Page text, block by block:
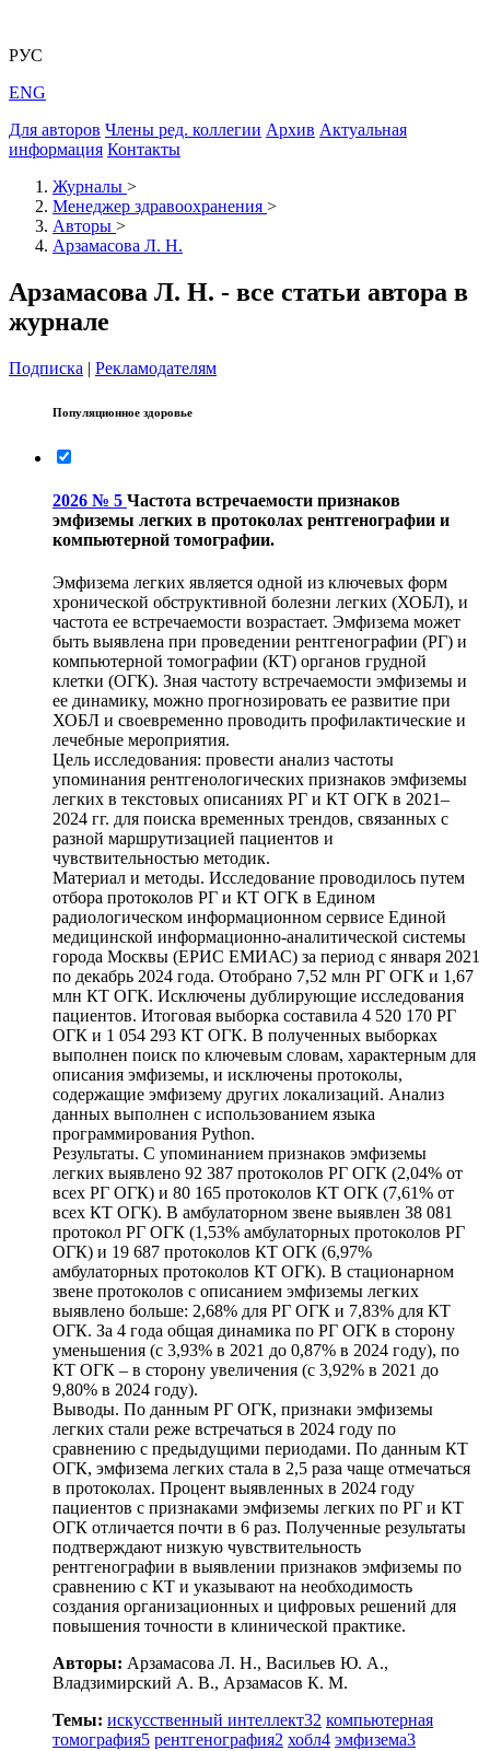
РУС
ENG
Для авторов Члены ред. коллегии Архив Актуальная
информация Контакты
Журналы >
Менеджер здравоохранения >
Авторы >
Арзамасова Л. Н.
Арзамасова Л. Н. - все статьи автора в
журнале
Подписка | Рекламодателям
Популяционное здоровье
2026 № 5 Частота встречаемости признаков
эмфиземы легких в протоколах рентгенографии и
компьютерной томографии.
Эмфизема легких является одной из ключевых форм
хронической обструктивной болезни легких (ХОБЛ), и
частота ее встречаемости возрастает. Эмфизема может
быть выявлена при проведении рентгенографии (РГ) и
компьютерной томографии (КТ) органов грудной
клетки (ОГК). Зная частоту встречаемости эмфиземы и
ее динамику, можно прогнозировать ее развитие при
ХОБЛ и своевременно проводить профилактические и
лечебные мероприятия.
Цель исследования: провести анализ частоты
упоминания рентгенологических признаков эмфиземы
легких в текстовых описаниях РГ и КТ ОГК в 2021–
2024 гг. для поиска временных трендов, связанных с
разной маршрутизацией пациентов и
чувствительностью методик.
Материал и методы. Исследование проводилось путем
отбора протоколов РГ и КТ ОГК в Едином
радиологическом информационном сервисе Единой
медицинской информационно-аналитической системы
города Москвы (ЕРИС ЕМИАС) за период с января 2021
по декабрь 2024 года. Отобрано 7,52 млн РГ ОГК и 1,67
млн КТ ОГК. Исключены дублирующие исследования
пациентов. Итоговая выборка составила 4 520 170 РГ
ОГК и 1 054 293 КТ ОГК. В полученных выборках
выполнен поиск по ключевым словам, характерным для
описания эмфиземы, и исключены протоколы,
содержащие эмфизему других локализаций. Анализ
данных выполнен с использованием языка
программирования Python.
Результаты. С упоминанием признаков эмфиземы
легких выявлено 92 387 протоколов РГ ОГК (2,04% от
всех РГ ОГК) и 80 165 протоколов КТ ОГК (7,61% от
всех КТ ОГК). В амбулаторном звене выявлен 38 081
протокол РГ ОГК (1,53% амбулаторных протоколов РГ
ОГК) и 19 687 протоколов КТ ОГК (6,97%
амбулаторных протоколов КТ ОГК). В стационарном
звене протоколов с описанием эмфиземы легких
выявлено больше: 2,68% для РГ ОГК и 7,83% для КТ
ОГК. За 4 года общая динамика по РГ ОГК в сторону
уменьшения (с 3,93% в 2021 до 0,87% в 2024 году), по
КТ ОГК – в сторону увеличения (с 3,92% в 2021 до
9,80% в 2024 году).
Выводы. По данным РГ ОГК, признаки эмфиземы
легких стали реже встречаться в 2024 году по
сравнению с предыдущими периодами. По данным КТ
ОГК, эмфизема легких стала в 2,5 раза чаще отмечаться
в протоколах. Процент выявленных в 2024 году
пациентов с признаками эмфиземы легких по РГ и КТ
ОГК отличается почти в 6 раз. Полученные результаты
подтверждают низкую чувствительность
рентгенографии в выявлении признаков эмфиземы по
сравнению с КТ и указывают на необходимость
создания организационных и цифровых решений для
повышения точности в клинической практике.
Авторы: Арзамасова Л. Н., Васильев Ю. А.,
Владзимирский А. В., Арзамасов К. М.
Темы: искусственный интеллект32 компьютерная
томография5 рентгенография2 хобл4 эмфизема3